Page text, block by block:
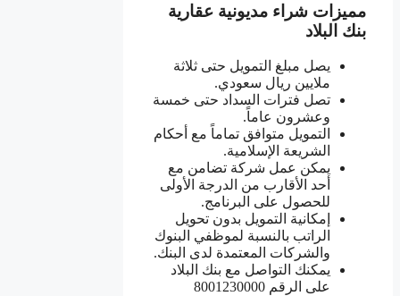
مميزات شراء مديونية عقارية
بنك البلاد
يصل مبلغ التمويل حتى ثلاثة
ملايين ريال سعودي.
تصل فترات السداد حتى خمسة
وعشرون عاماً.
التمويل متوافق تماماً مع أحكام
الشريعة الإسلامية.
يمكن عمل شركة تضامن مع
أحد الأقارب من الدرجة الأولى
للحصول على البرنامج.
إمكانية التمويل بدون تحويل
الراتب بالنسبة لموظفي البنوك
والشركات المعتمدة لدى البنك.
يمكنك التواصل مع بنك البلاد
على الرقم 8001230000